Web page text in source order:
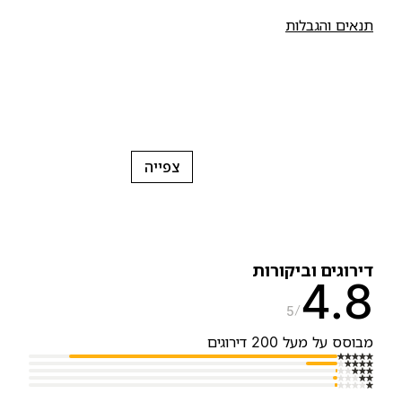
והגבלות
צפייה
וביקורות
5
על מעל 200 דירוגים